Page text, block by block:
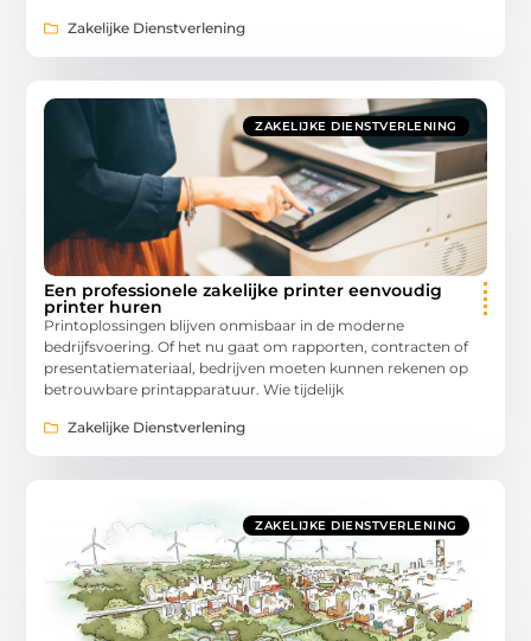
Zakelijke Dienstverlening
ZAKELIJKE DIENSTVERLENING
Een professionele zakelijke printer eenvoudig
printer huren
Printoplossingen blijven onmisbaar in de moderne
bedrijfsvoering. Of het nu gaat om rapporten, contracten of
presentatiemateriaal, bedrijven moeten kunnen rekenen op
betrouwbare printapparatuur. Wie tijdelijk
Zakelijke Dienstverlening
ZAKELIJKE DIENSTVERLENING